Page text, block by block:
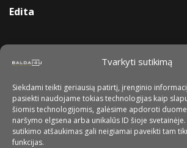
Tvarkyti sutikimą
Siekdami teikti geriausią patirtį, įrenginio
pasiekti naudojame tokias technologijas kaip
šiomis technologijomis, galėsime apdoroti
naršymo elgsena arba unikalūs ID šioje
sutikimo atšaukimas gali neigiamai paveikti tam
funkcijas.
Edita